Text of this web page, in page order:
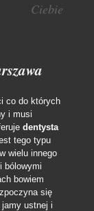
Ciebie
co do których
i musi
dentysta
tego typu
wielu innego
bólowymi
bowiem
się
ustnej i